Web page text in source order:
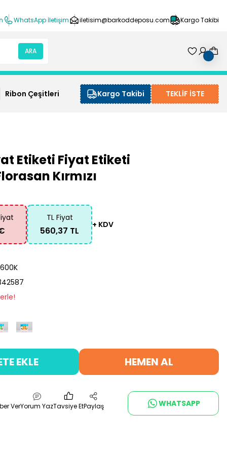
WhatsApp İletişim iletisim@barkoddeposu.com Kargo Takibi
ARA
Ribon Çeşitleri Kargo Takibi TEKLİF İSTE
Etiketi Fiyat Etiketi
Kırmızı
TL Fiyat
560,37 TL
+ KDV
EKLE HEMEN AL
VerYorum YazTavsiye EtPaylaş WHATSAPP